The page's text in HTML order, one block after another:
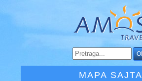
MAPA SAJTA